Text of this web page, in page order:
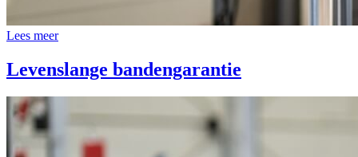
Lees meer
Levenslange bandengarantie